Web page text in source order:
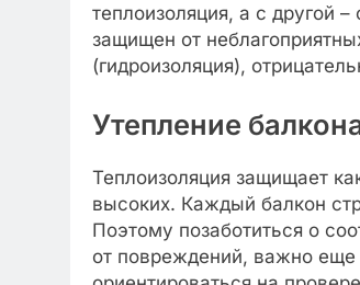
теплоизоляция, а с другой
защищен от
(гидроизоляция),
Утепление
Теплоизоляция защищает
высоких. Каждый балкон
Поэтому позаботиться о
от повреждений, важно еще